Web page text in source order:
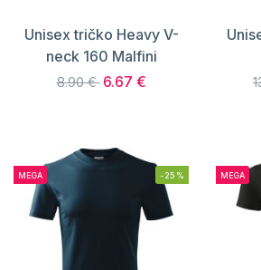
Unisex tričko Heavy V-
neck 160 Malfini
8.90 € 6.67 €
MEGA -25% MEGA